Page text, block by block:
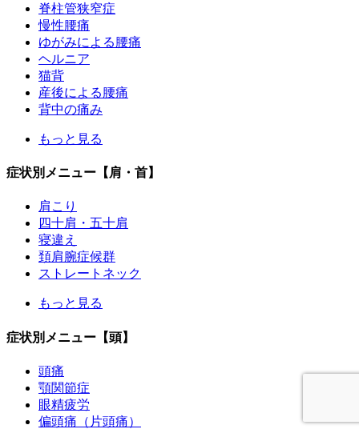
脊柱管狭窄症
慢性腰痛
ゆがみによる腰痛
ヘルニア
猫背
産後による腰痛
背中の痛み
もっと見る
症状別メニュー【肩・首】
肩こり
四十肩・五十肩
寝違え
頚肩腕症候群
ストレートネック
もっと見る
症状別メニュー【頭】
頭痛
顎関節症
眼精疲労
偏頭痛（片頭痛）